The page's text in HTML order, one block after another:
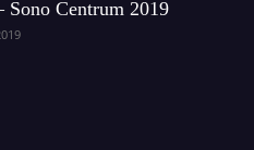
Sono Centrum 2019